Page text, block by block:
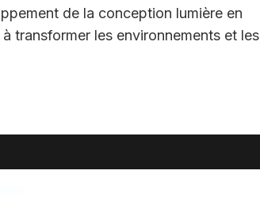
de la conception lumière en
transformer les environnements et les